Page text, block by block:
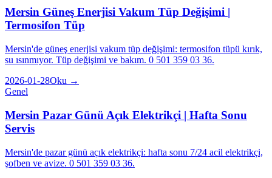
Mersin Güneş Enerjisi Vakum Tüp Değişimi |
Termosifon Tüp
Mersin'de güneş enerjisi vakum tüp değişimi: termosifon tüpü kırık,
su ısınmıyor. Tüp değişimi ve bakım. 0 501 359 03 36.
2026-01-28Oku →
Genel
Mersin Pazar Günü Açık Elektrikçi | Hafta Sonu
Servis
Mersin'de pazar günü açık elektrikçi: hafta sonu 7/24 acil elektrikçi,
şofben ve avize. 0 501 359 03 36.